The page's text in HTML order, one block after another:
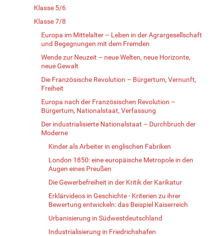
Klasse 5/6
Klasse 7/8
Europa im Mittelalter – Leben in der Agrargesellschaft
und Begegnungen mit dem Fremden
Wende zur Neuzeit – neue Welten, neue Horizonte,
neue Gewalt
Die Französische Revolution – Bürgertum, Vernunft,
Freiheit
Europa nach der Französischen Revolution –
Bürgertum, Nationalstaat, Verfassung
Der industrialisierte Nationalstaat – Durchbruch der
Moderne
Kinder als Arbeiter in englischen Fabriken
London 1850: eine europäische Metropole in den
Augen eines Preußen
Die Gewerbefreiheit in der Kritik der Karikatur
Erklärvideos in Geschichte - Kriterien zu ihrer
Bewertung entwickeln: das Beispiel Kaiserreich
Urbanisierung in Südwestdeutschland
Industrialisierung in Friedrichshafen